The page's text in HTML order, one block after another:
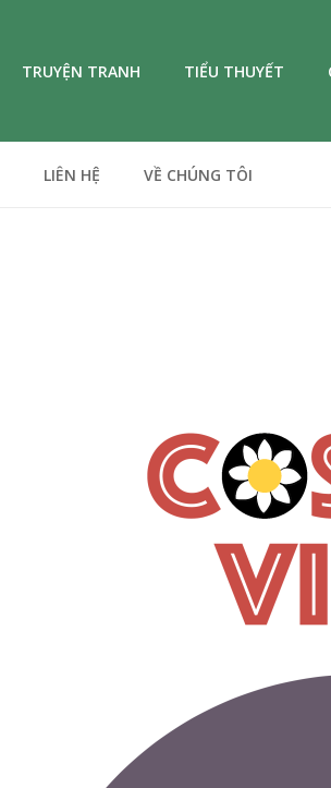
TRUYỆN TRANH TIỂU THUYẾT
LIÊN HỆ VỀ CHÚNG TÔI